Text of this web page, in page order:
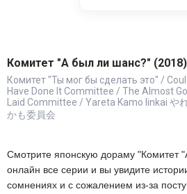
Комитет "А был ли шанс?" (2018)
Комитет "Ты мог бы сделать это" /
Have Done It Committee / The Almost
Laid Committee / Yareta Kamo Iinkai や
かも委員会
Смотрите японскую дораму "Комитет
онлайн все серии и вы увидите
сомнениях и с сожалением из-за